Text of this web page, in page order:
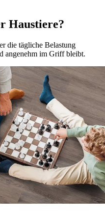
Haustiere?
die tägliche Belastung
angenehm im Griff bleibt.